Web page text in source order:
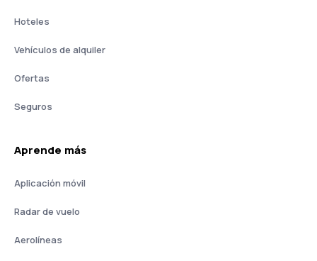
Hoteles
Vehículos de alquiler
Ofertas
Seguros
Aprende más
Aplicación móvil
Radar de vuelo
Aerolíneas